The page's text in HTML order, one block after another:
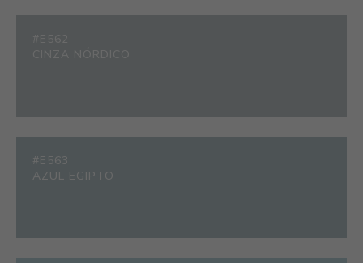
#E562
CINZA NÓRDICO
#E563
AZUL EGIPTO